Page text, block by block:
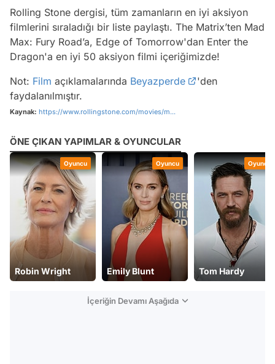
Rolling Stone dergisi, tüm zamanların en iyi aksiyon
filmlerini sıraladığı bir liste paylaştı. The Matrix’ten Mad
Max: Fury Road’a, Edge of Tomorrow'dan Enter the
Dragon'a en iyi 50 aksiyon filmi içeriğimizde!
Not: Film açıklamalarında Beyazperde
'den
faydalanılmıştır.
Kaynak: https://www.rollingstone.com/movies/m...
ÖNE ÇIKAN YAPIMLAR & OYUNCULAR
Oyuncu
Emily Blunt
Oyuncu
Tom Hardy
Oyuncu
Nicholas Hoult
İçeriğin Devamı Aşağıda